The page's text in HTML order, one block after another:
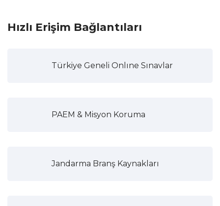
Hızlı Erişim Bağlantıları
Türkiye Geneli Onlıne Sınavlar
PAEM & Misyon Koruma
Jandarma Branş Kaynakları